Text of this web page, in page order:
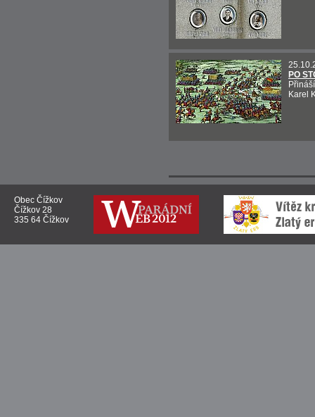
PO
Karel
Obec Čížkov
Čížkov 28
335 64 Čížkov